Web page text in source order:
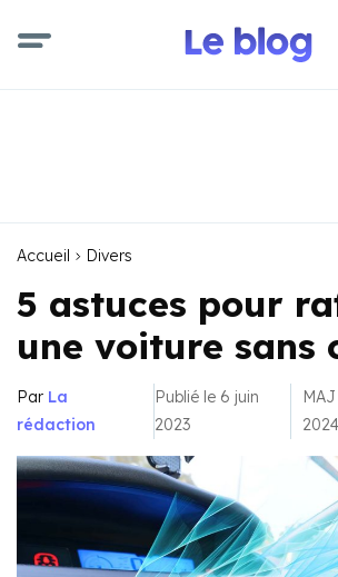
Accueil Divers
5 astuces pour
une voiture sans
Par La
rédaction
Publié le 6 juin
2023
2024